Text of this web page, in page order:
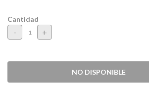
Cantidad
- +
NO DISPONIBLE